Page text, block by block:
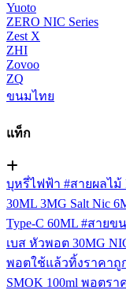
Yuoto
ZERO NIC Series
Zest X
ZHI
Zovoo
ZQ
ขนมไทย
แท็ก
บุหรี่ไฟฟ้า #สายผลไม้
30ML 3MG Salt Nic
Type-C 60ML #สายข
เบส หัวพอต 30MG
พอตใช้แล้วทิ้งราคาถู
SMOK 100ml พอตรา